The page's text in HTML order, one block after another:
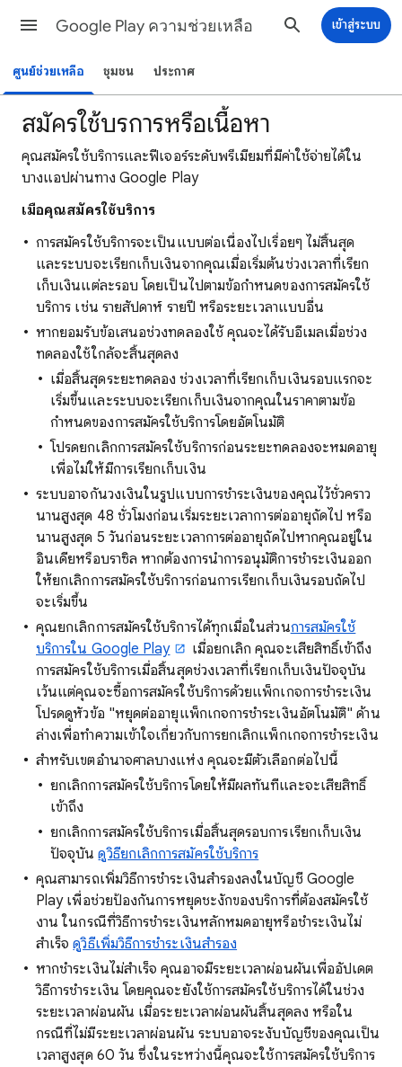
Google Play ความช่วยเหลือ เข้าสู่ระบบ
ศูนย์ช่วยเหลือ ชุมชน ประกาศ
สมัครใช้บริการหรือเนื้อหา
คุณสมัครใช้บริการและฟีเจอร์ระดับพรีเมียมที่มีค่าใช้จ่ายได้ใน
บางแอปผ่านทาง Google Play
เมื่อคุณสมัครใช้บริการ
การสมัครใช้บริการจะเป็นแบบต่อเนื่องไปเรื่อยๆ ไม่สิ้นสุด
และระบบจะเรียกเก็บเงินจากคุณเมื่อเริ่มต้นช่วงเวลาที่เรียก
เก็บเงินแต่ละรอบ โดยเป็นไปตามข้อกำหนดของการสมัครใช้
บริการ เช่น รายสัปดาห์ รายปี หรือระยะเวลาแบบอื่น
หากยอมรับข้อเสนอช่วงทดลองใช้ คุณจะได้รับอีเมลเมื่อช่วง
ทดลองใช้ใกล้จะสิ้นสุดลง
เมื่อสิ้นสุดระยะทดลอง ช่วงเวลาที่เรียกเก็บเงินรอบแรกจะ
เริ่มขึ้นและระบบจะเรียกเก็บเงินจากคุณในราคาตามข้อ
กำหนดของการสมัครใช้บริการโดยอัตโนมัติ
โปรดยกเลิกการสมัครใช้บริการก่อนระยะทดลองจะหมดอายุ
เพื่อไม่ให้มีการเรียกเก็บเงิน
ระบบอาจกันวงเงินในรูปแบบการชำระเงินของคุณไว้ชั่วคราว
นานสูงสุด 48 ชั่วโมงก่อนเริ่มระยะเวลาการต่ออายุถัดไป หรือ
นานสูงสุด 5 วันก่อนระยะเวลาการต่ออายุถัดไปหากคุณอยู่ใน
อินเดียหรือบราซิล หากต้องการนำการอนุมัติการชำระเงินออก
ให้ยกเลิกการสมัครใช้บริการก่อนการเรียกเก็บเงินรอบถัดไป
จะเริ่มขึ้น
คุณยกเลิกการสมัครใช้บริการได้ทุกเมื่อในส่วนการสมัครใช้
บริการใน Google Play
เมื่อยกเลิก คุณจะเสียสิทธิ์เข้าถึง
การสมัครใช้บริการเมื่อสิ้นสุดช่วงเวลาที่เรียกเก็บเงินปัจจุบัน
เว้นแต่คุณจะซื้อการสมัครใช้บริการด้วยแพ็กเกจการชำระเงิน
โปรดดูหัวข้อ "หยุดต่ออายุแพ็กเกจการชำระเงินอัตโนมัติ" ด้าน
ล่างเพื่อทำความเข้าใจเกี่ยวกับการยกเลิกแพ็กเกจการชำระเงิน
สำหรับเขตอำนาจศาลบางแห่ง คุณจะมีตัวเลือกต่อไปนี้
ยกเลิกการสมัครใช้บริการโดยให้มีผลทันทีและจะเสียสิทธิ์
เข้าถึง
ยกเลิกการสมัครใช้บริการเมื่อสิ้นสุดรอบการเรียกเก็บเงิน
ปัจจุบันดูวิธียกเลิกการสมัครใช้บริการ
คุณสามารถเพิ่มวิธีการชำระเงินสำรองลงในบัญชี Google
Play เพื่อช่วยป้องกันการหยุดชะงักของบริการที่ต้องสมัครใช้
งาน ในกรณีที่วิธีการชำระเงินหลักหมดอายุหรือชำระเงินไม่
สำเร็จดูวิธีเพิ่มวิธีการชำระเงินสำรอง
หากชำระเงินไม่สำเร็จ คุณอาจมีระยะเวลาผ่อนผันเพื่ออัปเดต
วิธีการชำระเงิน โดยคุณจะยังใช้การสมัครใช้บริการได้ในช่วง
ระยะเวลาผ่อนผัน เมื่อระยะเวลาผ่อนผันสิ้นสุดลง หรือใน
กรณีที่ไม่มีระยะเวลาผ่อนผัน ระบบอาจระงับบัญชีของคุณเป็น
เวลาสูงสุด 60 วัน ซึ่งในระหว่างนี้คุณจะใช้การสมัครใช้บริการ